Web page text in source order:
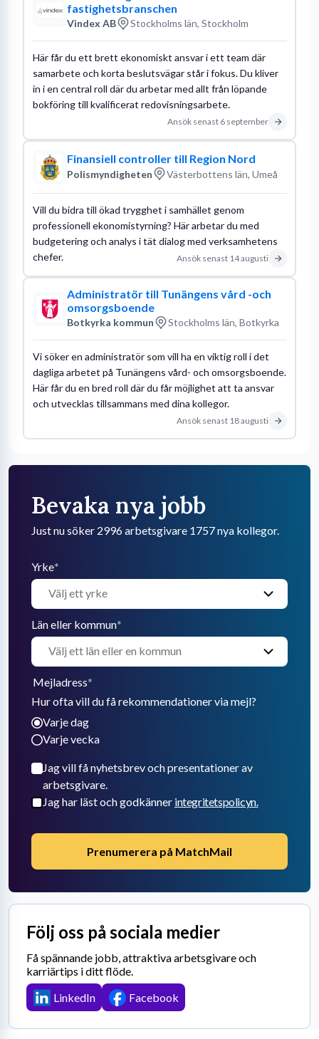
fastighetsbranschen
Vindex AB Stockholms län, Stockholm
Här får du ett brett ekonomiskt ansvar i ett team där
samarbete och korta beslutsvägar står i fokus. Du kliver
in i en central roll där du arbetar med allt från löpande
bokföring till kvalificerat redovisningsarbete.
Ansök senast 6 september
Finansiell controller till Region Nord
Polismyndigheten Västerbottens län, Umeå
Vill du bidra till ökad trygghet i samhället genom
professionell ekonomistyrning? Här arbetar du med
budgetering och analys i tät dialog med verksamhetens
chefer.
Ansök senast 14 augusti
Administratör till Tunängens vård -och
omsorgsboende
Botkyrka kommun Stockholms län, Botkyrka
Vi söker en administratör som vill ha en viktig roll i det
dagliga arbetet på Tunängens vård- och omsorgsboende.
Här får du en bred roll där du får möjlighet att ta ansvar
och utvecklas tillsammans med dina kollegor.
Ansök senast 18 augusti
Bevaka nya jobb
Just nu söker 2996 arbetsgivare 1757 nya kollegor.
Yrke*
Län eller kommun*
Mejladress*
Hur ofta vill du få rekommendationer via mejl?
Varje dag
Varje vecka
Jag vill få nyhetsbrev och presentationer av
arbetsgivare.
Jag har läst och godkänner integritetspolicyn.
Prenumerera på MatchMail
Följ oss på sociala medier
Få spännande jobb, attraktiva arbetsgivare och
karriärtips i ditt flöde.
LinkedIn
Facebook